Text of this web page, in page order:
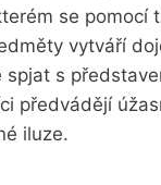
se pomocí
vytváří
spjat s
předvádějí
iluze.